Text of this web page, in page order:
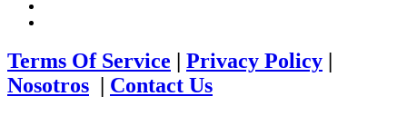
Terms Of Service Privacy Policy
Nosotros
Contact Us